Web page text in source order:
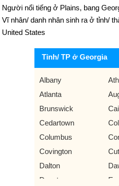
Người nổi tiếng ở Plains, bang
Vĩ nhân/ danh nhân sinh ra ở tỉnh/
United States
Tỉnh/ TP ở Georgia
Albany
Atlanta
Brunswick
Cedartown
Columbus
Covington
Dalton
Decatur